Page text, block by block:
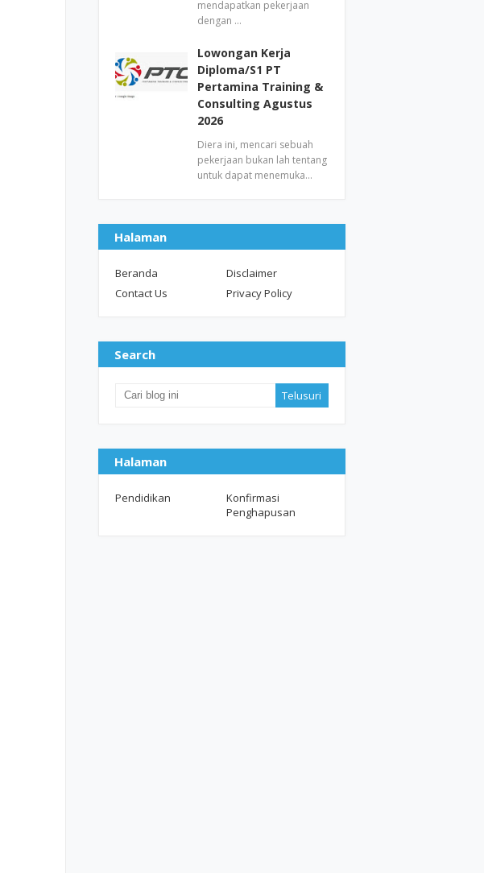
mendapatkan pekerjaan
dengan …
Lowongan Kerja
Diploma/S1 PT
Pertamina Training &
Consulting Agustus
2026
Diera ini, mencari sebuah
pekerjaan bukan lah tentang
untuk dapat menemuka…
Halaman
Beranda
Disclaimer
Contact Us
Privacy Policy
Search
Halaman
Pendidikan
Konfirmasi
Penghapusan